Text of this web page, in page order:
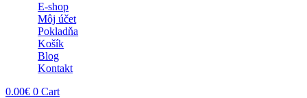
E-shop
Môj účet
Pokladňa
Košík
Blog
Kontakt
0.00€ 0 Cart